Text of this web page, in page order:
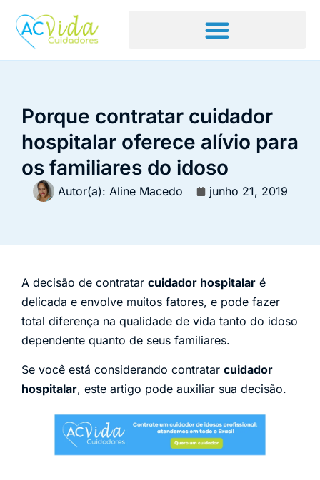
Porque contratar cuidador
hospitalar oferece alívio para
os familiares do idoso
Autor(a): Aline Macedo junho 21, 2019
A decisão de contratar cuidador hospitalar é
delicada e envolve muitos fatores, e pode fazer
total diferença na qualidade de vida tanto do idoso
dependente quanto de seus familiares.
Se você está considerando contratar cuidador
hospitalar, este artigo pode auxiliar sua decisão.